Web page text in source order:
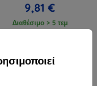
9,81 €
Διαθέσιμο > 5 τεμ